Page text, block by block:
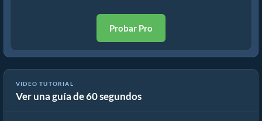
Probar Pro
VIDEO TUTORIAL
Ver una guía de 60 segundos
Cómo extraer archivos en línea con ezyZip (gratis, sin instalación)